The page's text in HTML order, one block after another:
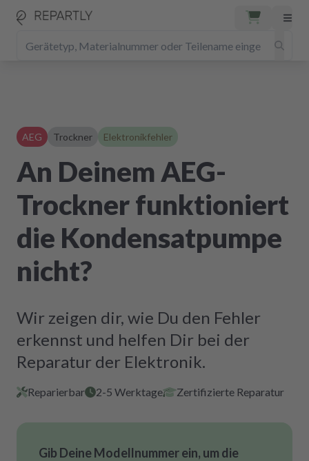
AEG Trockner Elektronikfehler
An Deinem AEG-
Trockner funktioniert
die Kondensatpumpe
nicht?
Wir zeigen dir, wie Du den Fehler
erkennst und helfen Dir bei der
Reparatur der Elektronik.
Reparierbar 2-5 Werktage Zertifizierte Reparatur
Gib Deine Modellnummer ein, um die